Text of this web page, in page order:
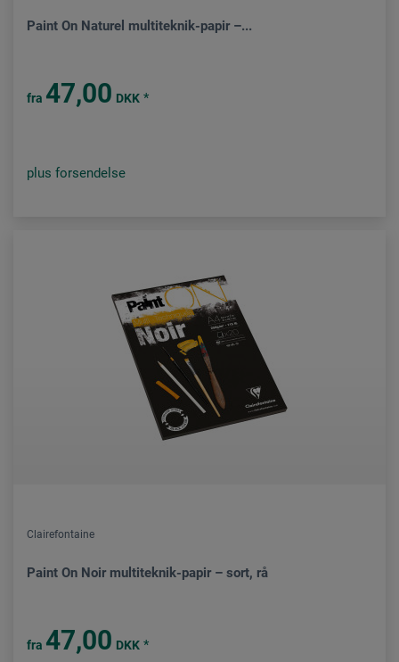
Paint On Naturel multiteknik-papir –...
fra 47,00 DKK *
plus forsendelse
Clairefontaine
Paint On Noir multiteknik-papir – sort, rå
fra 47,00 DKK *